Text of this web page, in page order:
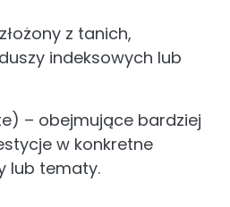
z tanich,
indeksowych lub
– obejmujące bardziej
w konkretne
lub tematy.